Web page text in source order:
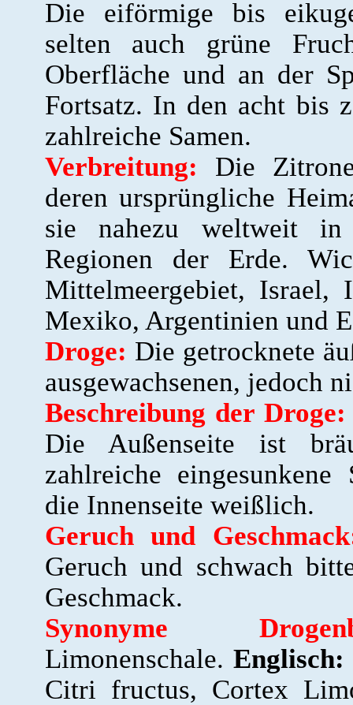
Die eiförmige bis
selten auch grüne
Oberfläche und an der
Fortsatz. In den acht bis
zahlreiche Samen.
Verbreitung: Die
deren ursprüngliche
sie nahezu weltweit in
Regionen der Erde.
Mittelmeergebiet,
Mexiko, Argentinien und
Droge: Die getrocknete
ausgewachsenen, jedoch
Beschreibung der Droge:
Die Außenseite ist
zahlreiche
die Innenseite weißlich.
Geruch und
Geruch und schwach
Geschmack.
Synonyme
Limonenschale.Englisch:
Citri fructus, Cortex